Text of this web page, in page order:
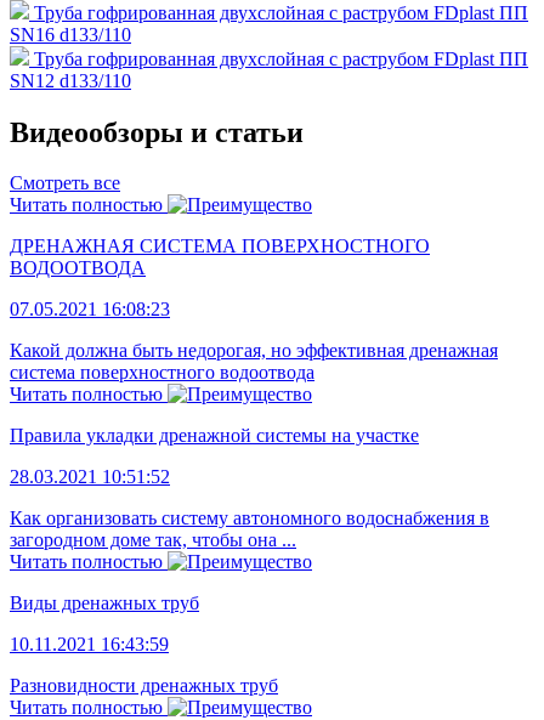
Труба гофрированная двухслойная с раструбом FDplast ПП
SN16 d133/110
Труба гофрированная двухслойная с раструбом FDplast ПП
SN12 d133/110
Видеообзоры и статьи
Смотреть все
Читать полностью
ДРЕНАЖНАЯ СИСТЕМА ПОВЕРХНОСТНОГО
ВОДООТВОДА
07.05.2021 16:08:23
Какой должна быть недорогая, но эффективная дренажная
система поверхностного водоотвода
Читать полностью
Правила укладки дренажной системы на участке
28.03.2021 10:51:52
Как организовать систему автономного водоснабжения в
загородном доме так, чтобы она ...
Читать полностью
Виды дренажных труб
10.11.2021 16:43:59
Разновидности дренажных труб
Читать полностью